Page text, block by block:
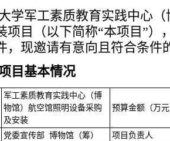
学军工素质教育实践中心
项目（以下简称“本项目”）
，现邀请有意向且符合条件
目基本情况
军工素质教育实践中心（博
物馆）航空馆照明设备采购
及安装
预算金额（万
党委宣传部 博物馆（筹）
项目负责人